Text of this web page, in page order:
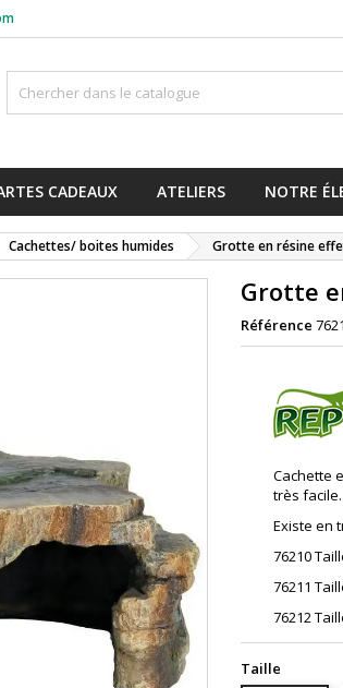
CADEAUX ATELIERS NOTRE
Cachettes/ boites humides Grotte en résine
Grotte
Référence
Cachette
très facile.
Existe en
76210
76211
76212
Taille